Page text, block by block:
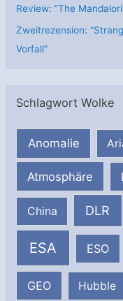
Review: “The
Zweitrezension:
Vorfall”
Schlagwort Wolke
Anomalie
Atmosphäre
China DLR
ESA ESO
GEO Hubble